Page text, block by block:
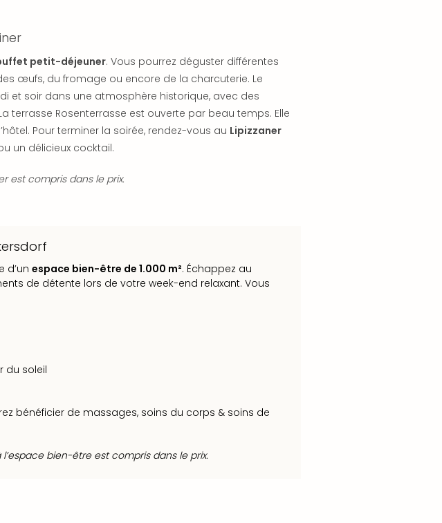
petit-déjeuner. Vous pourrez déguster différentes
œufs, du fromage ou encore de la charcuterie. Le
et soir dans une atmosphère historique, avec des
terrasse Rosenterrasse est ouverte par beau temps. Elle
Pour terminer la soirée, rendez-vous au Lipizzaner
un délicieux cocktail.
est compris dans le prix.
d’un espace bien-être de 1.000 m². Échappez au
de détente lors de votre week-end relaxant. Vous
du soleil
bénéficier de massages, soins du corps & soins de
bien-être est compris dans le prix.